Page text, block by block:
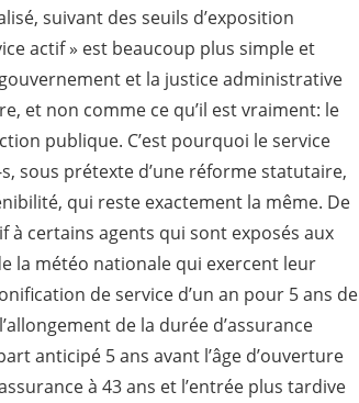
suivant des seuils d’exposition
actif » est beaucoup plus simple et
et la justice administrative
et non comme ce qu’il est vraiment: le
publique. C’est pourquoi le service
sous prétexte d’une réforme statutaire,
qui reste exactement la même. De
à certains agents qui sont exposés aux
la météo nationale qui exercent leur
de service d’un an pour 5 ans de
de la durée d’assurance
anticipé 5 ans avant l’âge d’ouverture
à 43 ans et l’entrée plus tardive